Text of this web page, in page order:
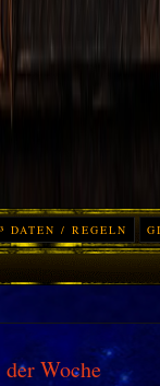
DATEN / REGELN
der Woche